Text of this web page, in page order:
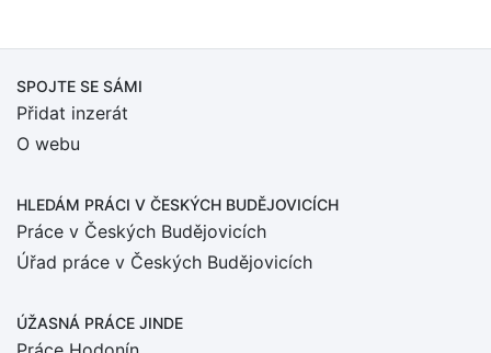
SPOJTE SE SÁMI
Přidat inzerát
O webu
HLEDÁM PRÁCI V ČESKÝCH BUDĚJOVICÍCH
Práce v Českých Budějovicích
Úřad práce v Českých Budějovicích
ÚŽASNÁ PRÁCE JINDE